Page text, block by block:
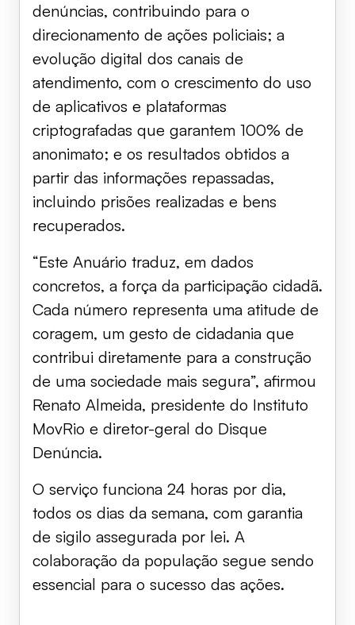
denúncias, contribuindo para o
direcionamento de ações policiais; a
evolução digital dos canais de
atendimento, com o crescimento do uso
de aplicativos e plataformas
criptografadas que garantem 100% de
anonimato; e os resultados obtidos a
partir das informações repassadas,
incluindo prisões realizadas e bens
recuperados.
“Este Anuário traduz, em dados
concretos, a força da participação cidadã.
Cada número representa uma atitude de
coragem, um gesto de cidadania que
contribui diretamente para a construção
de uma sociedade mais segura”, afirmou
Renato Almeida, presidente do Instituto
MovRio e diretor-geral do Disque
Denúncia.
O serviço funciona 24 horas por dia,
todos os dias da semana, com garantia
de sigilo assegurada por lei. A
colaboração da população segue sendo
essencial para o sucesso das ações.